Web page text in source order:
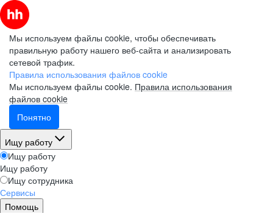
Мы используем файлы cookie, чтобы обеспечивать
правильную работу нашего веб-сайта и анализировать
сетевой трафик.
Правила использования файлов cookie
Мы используем файлы cookie. Правила использования
файлов cookie
Понятно
Ищу работу
Ищу работу
Ищу работу
Ищу сотрудника
Сервисы
Помощь